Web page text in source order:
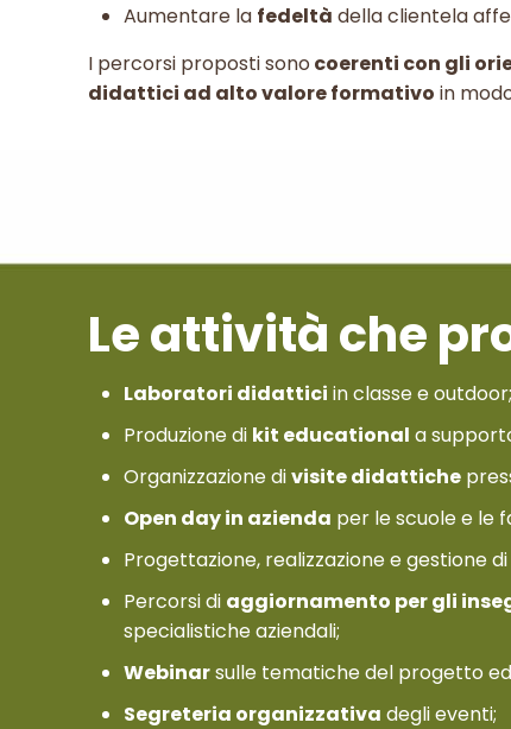
Aumentare la fedeltà della clientela
I percorsi proposti sono coerenti con gli
didattici ad alto valore formativo in
Le attività che
Laboratori didattici in classe e outdoor;
Produzione di kit educational a
Organizzazione divisite didattiche
Open day in azienda per le scuole e le
Progettazione, realizzazione e gestione di
Percorsi di aggiornamento per gli
specialistiche aziendali;
Webinarsulle tematiche del progetto
Segreteria organizzativa degli eventi;